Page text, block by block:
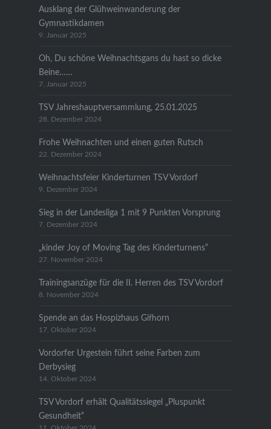
Ausklang der Glühweinwanderung der
Gymnastikdamen
9. Januar 2025
Oh, Du schöne Weihnachtsgans du hast so dicke
Beine……
7. Januar 2025
TSV Jahreshauptversammlung, 25.01.2025
28. Dezember 2024
Frohe Weihnachten und einen guten Rutsch
22. Dezember 2024
Weihnachtsfeier Kinderturnen TSV Vordorf
9. Dezember 2024
Sieg in der Landesliga 1 mit 9 Punkten Vorsprung
7. Dezember 2024
„kinder Joy of Moving Tag des Kinderturnens“
27. November 2024
Trainingsanzüge für die II. Herren des TSV Vordorf
8. November 2024
Spende an das Hospizhaus Gifhorn
17. Oktober 2024
Vordorfer Urgestein führt seine Farben zum
Derbysieg
14. Oktober 2024
TSV Vordorf erhält Qualitätssiegel „Pluspunkt
Gesundheit“